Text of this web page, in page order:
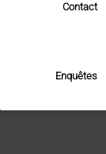
Contact
Enquêtes